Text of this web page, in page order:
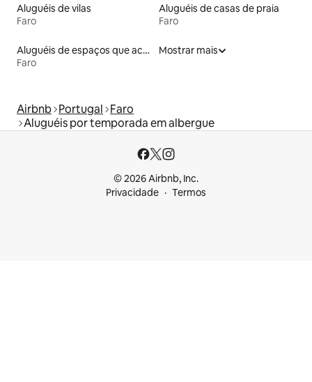
Aluguéis de vilas
Faro
Aluguéis de casas de praia
Faro
Aluguéis de espaços que aceitam animais de estimação
Faro
Mostrar mais
Airbnb Portugal Faro
Aluguéis por temporada em albergue
© 2026 Airbnb, Inc.
Privacidade
Termos